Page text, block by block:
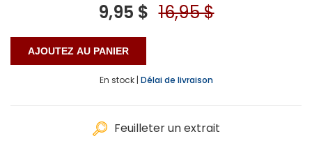
9,95 $ 16,95 $
En stock | Délai de livraison
Feuilleter un extrait